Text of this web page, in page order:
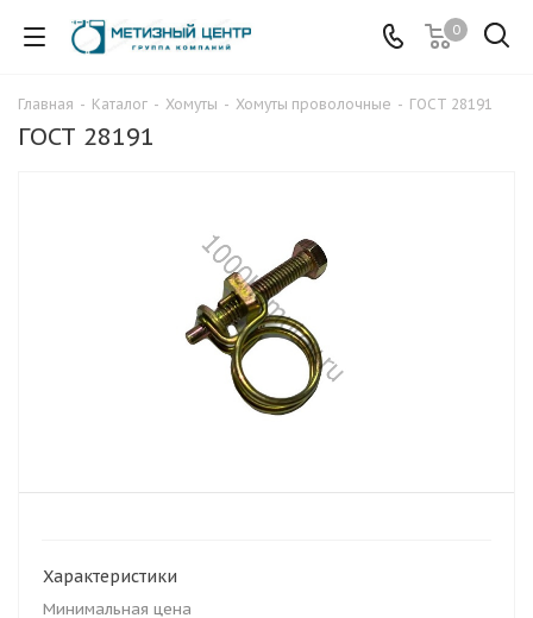
0
Главная - Каталог - Хомуты - Хомуты проволочные - ГОСТ 28191
ГОСТ 28191
Характеристики
Минимальная цена